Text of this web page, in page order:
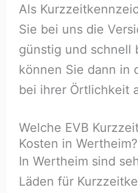
Als
Sie bei uns die
günstig und schnell
können Sie dann in
bei ihrer Örtlichkeit
Welche EVB
Kosten in Wertheim?
In Wertheim sind
Läden für